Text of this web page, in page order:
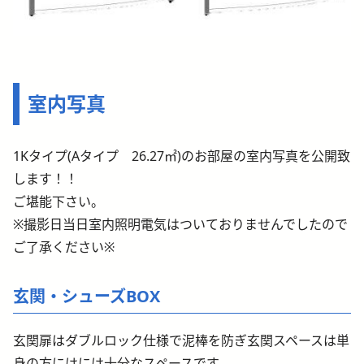
室内写真
1Kタイプ(Aタイプ 26.27㎡)のお部屋の室内写真を公開致
します！！
ご堪能下さい。
※撮影日当日室内照明電気はついておりませんでしたので
ご了承ください※
玄関・シューズBOX
玄関扉はダブルロック仕様で泥棒を防ぎ玄関スペースは単